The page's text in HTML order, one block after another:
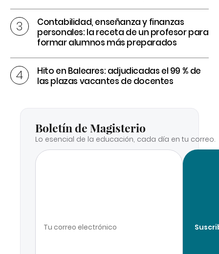
Contabilidad, enseñanza y finanzas
personales: la receta de un profesor para
formar alumnos más preparados
Hito en Baleares: adjudicadas el 99 % de
las plazas vacantes de docentes
Boletín de Magisterio
Lo esencial de la educación, cada día en tu correo.